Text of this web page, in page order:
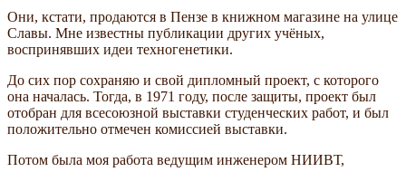
Они, кстати, продаются в Пензе в книжном магазине на улице
Славы. Мне известны публикации других учёных,
воспринявших идеи техногенетики.
До сих пор сохраняю и свой дипломный проект, с которого
она началась. Тогда, в 1971 году, после защиты, проект был
отобран для всесоюзной выставки студенческих работ, и был
положительно отмечен комиссией выставки.
Потом была моя работа ведущим инженером НИИВТ,